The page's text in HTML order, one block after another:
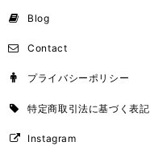
Blog
Contact
プライバシーポリシー
特定商取引法に基づく表記
Instagram